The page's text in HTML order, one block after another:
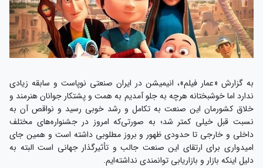
به گزارش «عمار فیلم»، انیمیشن در ایران صنعتی نوپاست و سابقه زیادی
ندارد اما خوشبختانه هرچه به جلو آمدیم به همت و پشتکار جوانان هنرمند و
خلاق کشورمان این صنعت به تکامل و رشد خوبی رسید و نواقص آن به
نسبت قبل خیلی کمتر شد؛ به صورتی‌که امروز در جشنواره‌های مختلف
داخلی و خارجی تا حدودی ظهور و بروز مطلوبی داشته است و همین جای
امیدواری برای ارتقای این صنعت جالب و تأثیرگذار جهانی است البته به
دلیل اینکه بازار و بازاریابی توانمندی نداشته‌ایم.